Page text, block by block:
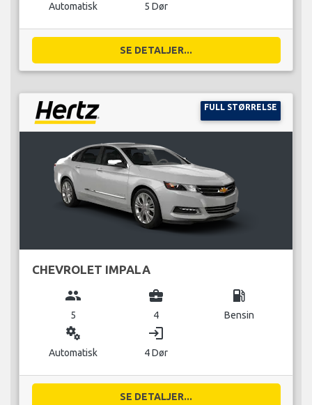
Automatisk 5 Dør
SE DETALJER...
FULL STØRRELSE
CHEVROLET IMPALA
group
5
business_center
4
local_gas_station
Bensin
miscellaneous_services
Automatisk
login
4 Dør
SE DETALJER...